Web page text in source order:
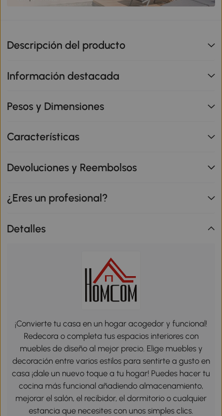
Descripción del producto
Información destacada
Pesos y Dimensiones
Características
Devoluciones y Reembolsos
¿Eres un profesional?
Detalles
¡Convierte tu casa en un hogar acogedor y funcional!
Redecora o completa tus espacios interiores con
muebles de diseño al mejor precio. Elige muebles y
decoración entre varios estilos para sentirte a gusto en
casa ¡dale un nuevo toque a tu hogar! Puedes hacer tu
cocina más funcional añadiendo almacenamiento,
mejorar el salón, el recibidor, el dormitorio o cualquier
estancia que necesites con unos simples clics.